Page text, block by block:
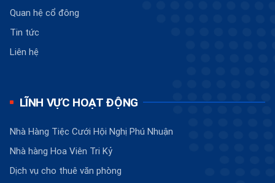
Quan hệ cổ đông
Tin tức
Liên hệ
LĨNH VỰC HOẠT ĐỘNG
Nhà Hàng Tiệc Cưới Hội Nghị Phú Nhuận
Nhà hàng Hoa Viên Tri Kỷ
Dịch vụ cho thuê văn phòng